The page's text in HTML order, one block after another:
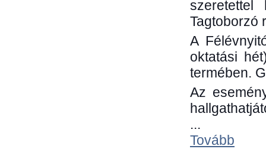
Tagtoborzó
A
oktatási
termében.
Az
...
Tovább